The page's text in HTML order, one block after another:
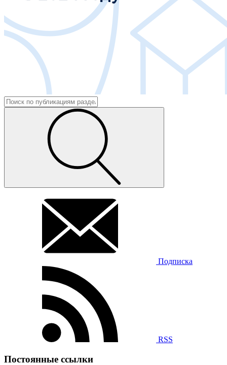
Подписка
RSS
Постоянные ссылки